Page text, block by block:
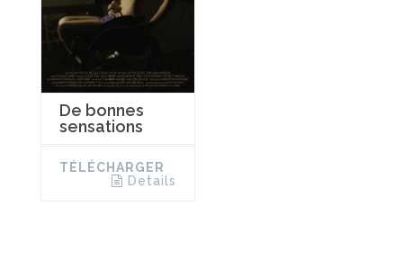
De bonnes
sensations
TÉLÉCHARGER
Details